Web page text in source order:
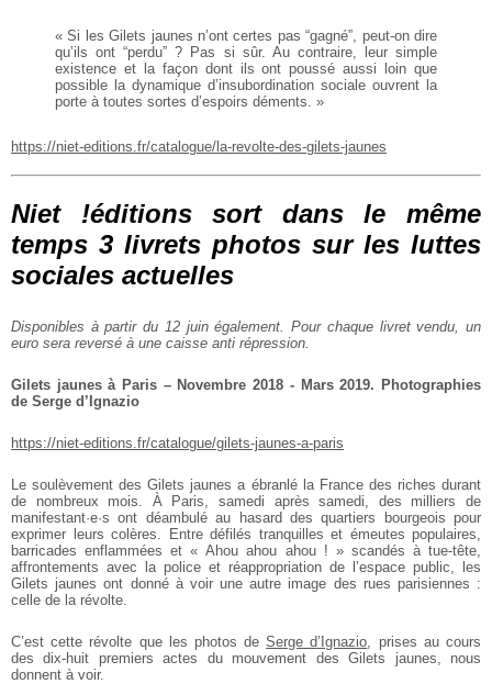
« Si les Gilets jaunes n’ont certes pas “gagnéˮ, peut-on dire
qu’ils ont “perduˮ ? Pas si sûr. Au contraire, leur simple
existence et la façon dont ils ont poussé aussi loin que
possible la dynamique d’insubordination sociale ouvrent la
porte à toutes sortes d’espoirs déments. »
https://niet-editions.fr/catalogue/la-revolte-des-gilets-jaunes
Niet !éditions sort dans le même
temps 3 livrets photos sur les luttes
sociales actuelles
Disponibles à partir du 12 juin également. Pour chaque livret vendu, un
euro sera reversé à une caisse anti répression.
Gilets jaunes à Paris – Novembre 2018 - Mars 2019. Photographies
de Serge d’Ignazio
https://niet-editions.fr/catalogue/gilets-jaunes-a-paris
Le soulèvement des Gilets jaunes a ébranlé la France des riches durant
de nombreux mois. À Paris, samedi après samedi, des milliers de
manifestant·e·s ont déambulé au hasard des quartiers bourgeois pour
exprimer leurs colères. Entre défilés tranquilles et émeutes populaires,
barricades enflammées et « Ahou ahou ahou ! » scandés à tue-tête,
affrontements avec la police et réappropriation de l’espace public, les
Gilets jaunes ont donné à voir une autre image des rues parisiennes :
celle de la révolte.
C’est cette révolte que les photos deSerge d’Ignazio , prises au cours
des dix-huit premiers actes du mouvement des Gilets jaunes, nous
donnent à voir.